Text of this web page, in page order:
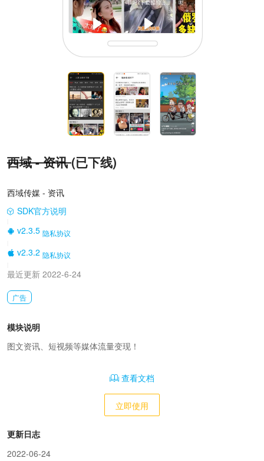
西域 - 资讯(已下线)
西域传媒 - 资讯
SDK官方说明
v2.3.5 隐私协议
v2.3.2 隐私协议
最近更新 2022-6-24
广告
模块说明
图文资讯、短视频等媒体流量变现！
查看文档
立即使用
更新日志
2022-06-24